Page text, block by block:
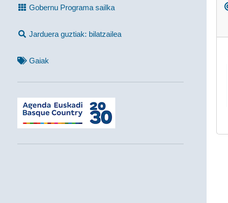
Gobernu Programa sailka
Jarduera guztiak: bilatzailea
Gaiak